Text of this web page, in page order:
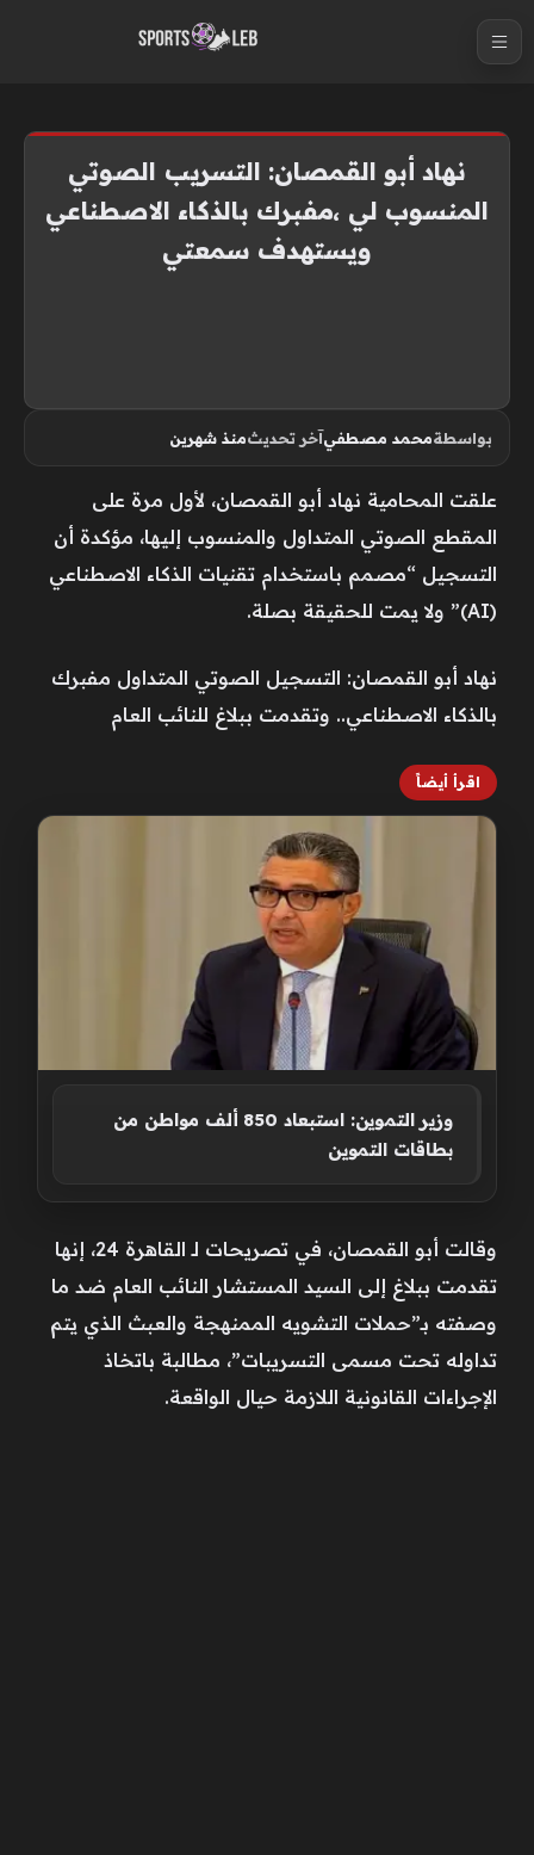
نهاد أبو القمصان: التسريب الصوتي
المنسوب لي ،مفبرك بالذكاء الاصطناعي
ويستهدف سمعتي
بواسطةمحمد مصطفيآخر تحديثمنذ شهرين
علقت المحامية نهاد أبو القمصان، لأول مرة على
المقطع الصوتي المتداول والمنسوب إليها، مؤكدة أن
التسجيل “مصمم باستخدام تقنيات الذكاء الاصطناعي
(AI)” ولا يمت للحقيقة بصلة.
نهاد أبو القمصان: التسجيل الصوتي المتداول مفبرك
بالذكاء الاصطناعي.. وتقدمت ببلاغ للنائب العام
اقرأ أيضاً
وزير التموين: استبعاد 850 ألف مواطن من
بطاقات التموين
وقالت أبو القمصان، في تصريحات لـ القاهرة 24، إنها
تقدمت ببلاغ إلى السيد المستشار النائب العام ضد ما
وصفته بـ”حملات التشويه الممنهجة والعبث الذي يتم
تداوله تحت مسمى التسريبات”، مطالبة باتخاذ
الإجراءات القانونية اللازمة حيال الواقعة.